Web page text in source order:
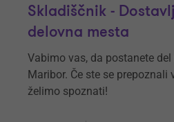
Skladiščnik -
delovna mesta
Vabimo vas, da postanete del
Maribor. Če ste se prepoznali
želimo spoznati!